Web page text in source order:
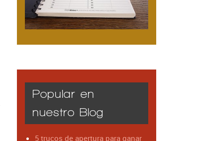
Popular en
nuestro Blog
5 trucos de apertura para ganar